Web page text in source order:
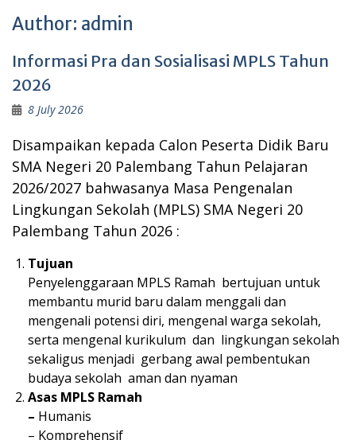
Author: admin
Informasi Pra dan Sosialisasi MPLS Tahun
2026
8 July 2026
Disampaikan kepada Calon Peserta Didik Baru
SMA Negeri 20 Palembang Tahun Pelajaran
2026/2027 bahwasanya Masa Pengenalan
Lingkungan Sekolah (MPLS) SMA Negeri 20
Palembang Tahun 2026 :
Tujuan
Penyelenggaraan MPLS Ramah bertujuan untuk
membantu murid baru dalam menggali dan
mengenali potensi diri, mengenal warga sekolah,
serta mengenal kurikulum dan lingkungan sekolah
sekaligus menjadi gerbang awal pembentukan
budaya sekolah aman dan nyaman
Asas MPLS Ramah
– Humanis
– Komprehensif